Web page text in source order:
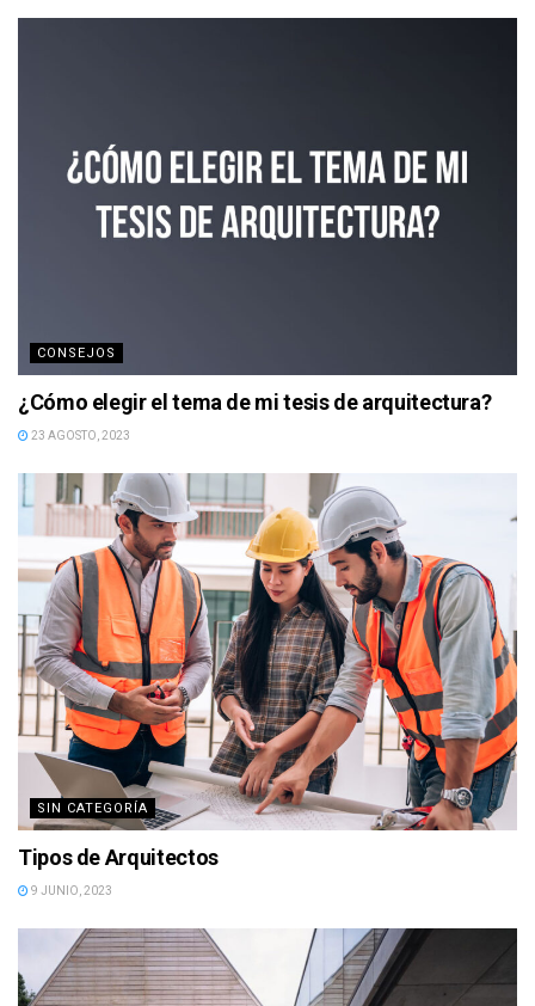
CONSEJOS
¿Cómo elegir el tema de mi tesis de arquitectura?
23 AGOSTO, 2023
SIN CATEGORÍA
Tipos de Arquitectos
9 JUNIO, 2023